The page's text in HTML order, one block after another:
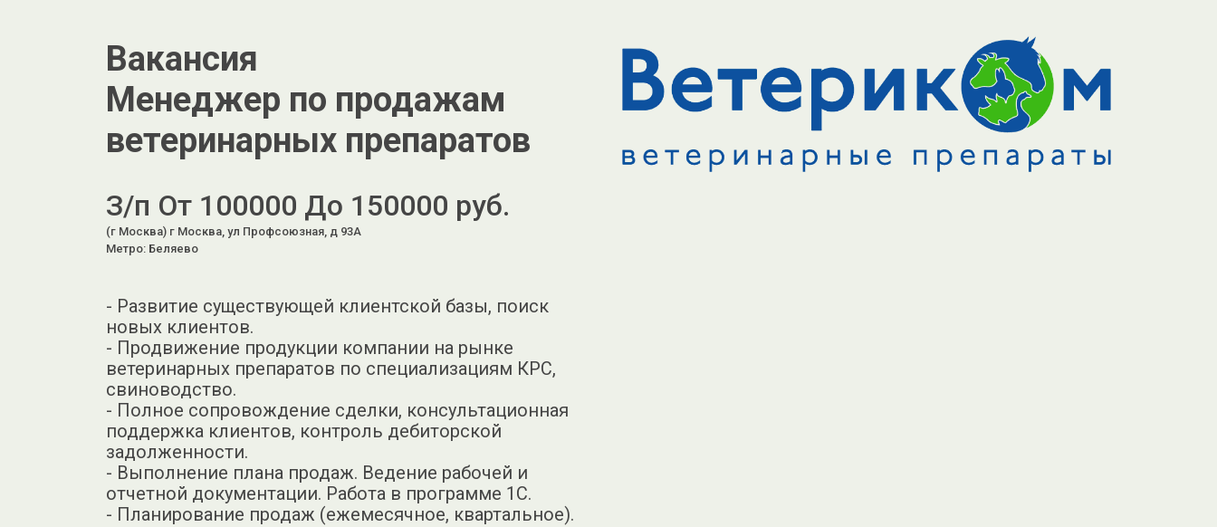
Вакансия
Менеджер по продажам
ветеринарных препаратов
З/п От 100000 До 150000 руб.
(г Москва) г Москва, ул Профсоюзная, д 93А
Метро: Беляево
- Развитие существующей клиентской базы, поиск
новых клиентов.
- Продвижение продукции компании на рынке
ветеринарных препаратов по специализациям КРС,
свиноводство.
- Полное сопровождение сделки, консультационная
поддержка клиентов, контроль дебиторской
задолженности.
- Выполнение плана продаж. Ведение рабочей и
отчетной документации. Работа в программе 1С.
- Планирование продаж (ежемесячное, квартальное).